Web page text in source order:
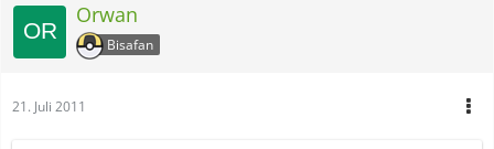
Orwan
Bisafan
21. Juli 2011